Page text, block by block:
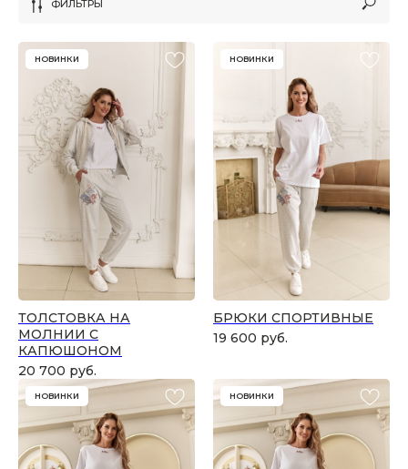
ФИЛЬТРЫ
НОВИНКИ
ТОЛСТОВКА НА
МОЛНИИ С
КАПЮШОНОМ
20 700 руб.
НОВИНКИ
БРЮКИ СПОРТИВНЫЕ
19 600 руб.
НОВИНКИ НОВИНКИ